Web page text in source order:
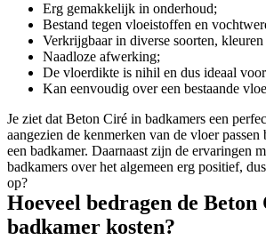
Erg gemakkelijk in onderhoud;
Bestand tegen vloeistoffen en
Verkrijgbaar in diverse soorten,
Naadloze afwerking;
De vloerdikte is nihil en dus ideaal
Kan eenvoudig over een bestaande
Je ziet dat Beton Ciré in badkamers een
aangezien de kenmerken van de vloer
een badkamer. Daarnaast zijn de ervaringen
badkamers over het algemeen erg positief,
op?
Hoeveel bedragen de
badkamer kosten?